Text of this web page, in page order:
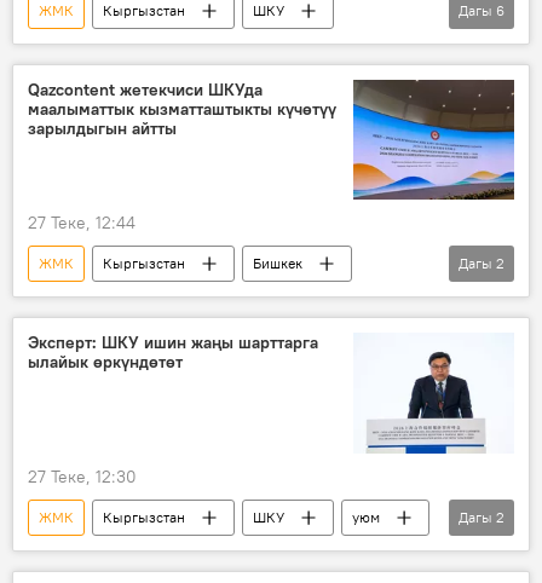
ЖМК Кыргызстан
ШКУ
Беларусь
Медиа
маалымат
саммит
маалыматтык коопсуздук
медиафорум
Дагы 6
Qazcontent жетекчиси ШКУда
маалыматтык кызматташтыкты күчөтүү
зарылдыгын айтты
27 Теке, 12:44
ЖМК Кыргызстан
Бишкек
ШКУ
медиафорум кызматташтык
Дагы 2
Эксперт: ШКУ ишин жаңы шарттарга
ылайык өркүндөтөт
27 Теке, 12:30
ЖМК Кыргызстан ШКУ
уюм
кызматташуу
медиафорум
Дагы 2